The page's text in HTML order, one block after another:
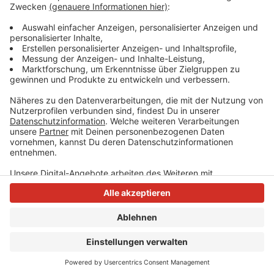
Besucherzahl wieder möglich.
Anzeige
Anzeige